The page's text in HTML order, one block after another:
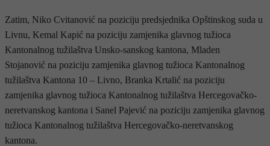
Zatim, Niko Cvitanović na poziciju predsjednika Opštinskog suda u
Livnu, Kemal Kapić na poziciju zamjenika glavnog tužioca
Kantonalnog tužilaštva Unsko-sanskog kantona, Mladen
Stojanović na poziciju zamjenika glavnog tužioca Kantonalnog
tužilaštva Kantona 10 – Livno, Branka Krtalić na poziciju
zamjenika glavnog tužioca Kantonalnog tužilaštva Hercegovačko-
neretvanskog kantona i Sanel Pajević na poziciju zamjenika glavnog
tužioca Kantonalnog tužilaštva Hercegovačko-neretvanskog
kantona.